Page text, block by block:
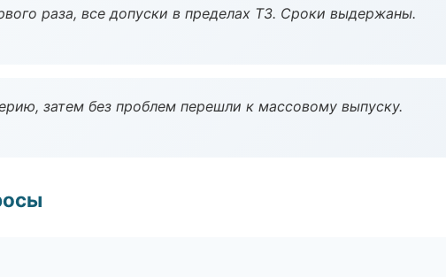
раза, все допуски в пределах ТЗ. Сроки выдержаны.
затем без проблем перешли к массовому выпуску.